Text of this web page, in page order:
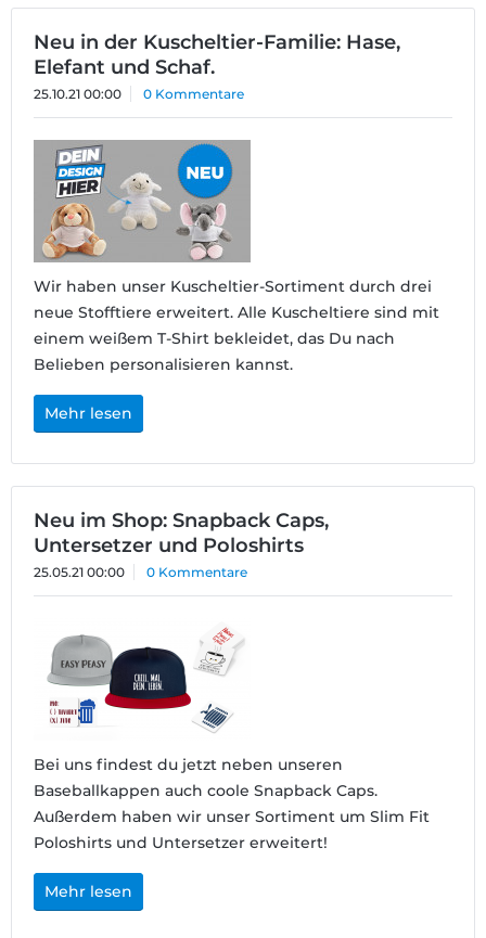
Neu in der Kuscheltier-Familie: Hase,
Elefant und Schaf.
25.10.21 00:00 0 Kommentare
Wir haben unser Kuscheltier-Sortiment durch drei
neue Stofftiere erweitert. Alle Kuscheltiere sind mit
einem weißem T-Shirt bekleidet, das Du nach
Belieben personalisieren kannst.
Mehr lesen
Neu im Shop: Snapback Caps,
Untersetzer und Poloshirts
25.05.21 00:00 0 Kommentare
Bei uns findest du jetzt neben unseren
Baseballkappen auch coole Snapback Caps.
Außerdem haben wir unser Sortiment um Slim Fit
Poloshirts und Untersetzer erweitert!
Mehr lesen